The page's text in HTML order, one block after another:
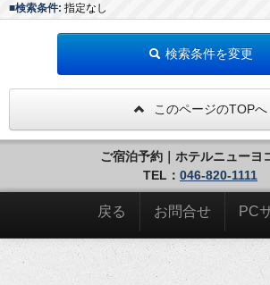
■検索条件: 指定なし
検索条件を変更
このページのTOPへ
ご宿泊予約｜ホテルニューヨ
TEL： 046-820-1111
戻る お問合せ PC